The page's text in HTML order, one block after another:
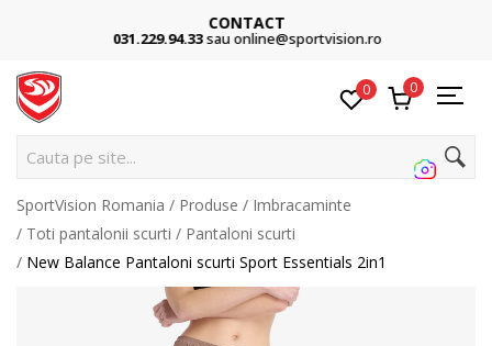
CONTACT
031.229.94.33sau online@sportvision.ro
0 0
Cauta pe site...
SportVision Romania Produse
Imbracaminte
Toti pantalonii scurti
Pantaloni scurti
New Balance Pantaloni scurti Sport Essentials 2in1